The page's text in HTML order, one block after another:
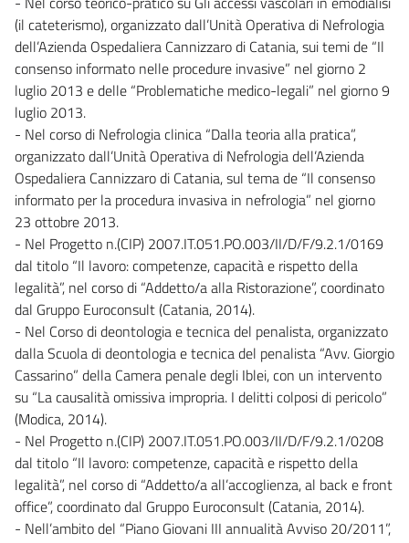
(il cateterismo), organizzato dall’Unità Operativa di Nefrologia
dell’Azienda Ospedaliera Cannizzaro di Catania, sui temi de “Il
consenso informato nelle procedure invasive” nel giorno 2
luglio 2013 e delle “Problematiche medico-legali” nel giorno 9
luglio 2013.
- Nel corso di Nefrologia clinica “Dalla teoria alla pratica”,
organizzato dall’Unità Operativa di Nefrologia dell’Azienda
Ospedaliera Cannizzaro di Catania, sul tema de “Il consenso
informato per la procedura invasiva in nefrologia” nel giorno
23 ottobre 2013.
- Nel Progetto n.(CIP) 2007.IT.051.PO.003/II/D/F/9.2.1/0169
dal titolo “Il lavoro: competenze, capacità e rispetto della
legalità”, nel corso di “Addetto/a alla Ristorazione”, coordinato
dal Gruppo Euroconsult (Catania, 2014).
- Nel Corso di deontologia e tecnica del penalista, organizzato
dalla Scuola di deontologia e tecnica del penalista “Avv. Giorgio
Cassarino” della Camera penale degli Iblei, con un intervento
su “La causalità omissiva impropria. I delitti colposi di pericolo”
(Modica, 2014).
- Nel Progetto n.(CIP) 2007.IT.051.PO.003/II/D/F/9.2.1/0208
dal titolo “Il lavoro: competenze, capacità e rispetto della
legalità”, nel corso di “Addetto/a all’accoglienza, al back e front
office”, coordinato dal Gruppo Euroconsult (Catania, 2014).
- Nell’ambito del “Piano Giovani III annualità Avviso 20/2011”,